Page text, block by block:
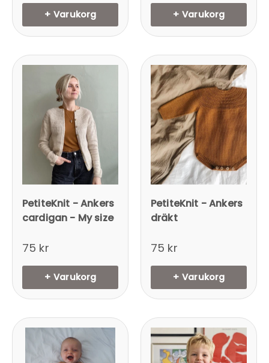
+ Varukorg + Varukorg
PetiteKnit - Ankers
cardigan - My size
75 kr
+ Varukorg
PetiteKnit - Ankers
dräkt
75 kr
+ Varukorg